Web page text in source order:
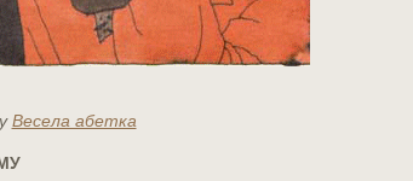
Весела абетка